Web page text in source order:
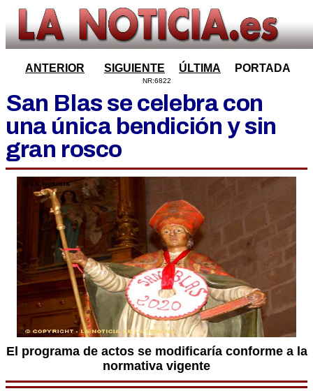
ANTERIOR SIGUIENTE ÚLTIMA PORTADA
NR:6822
San Blas se celebra con
una única bendición y sin
gran rosco
El programa de actos se modificaría conforme a la
normativa vigente